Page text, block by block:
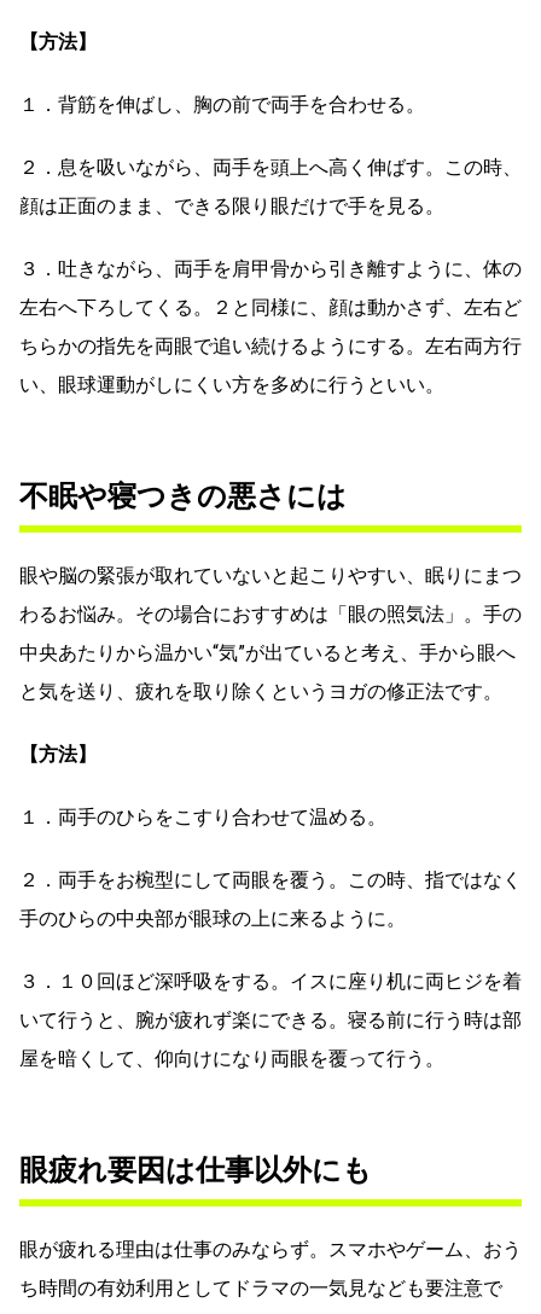
【方法】
１．背筋を伸ばし、胸の前で両手を合わせる。
２．息を吸いながら、両手を頭上へ高く伸ばす。この時、
顔は正面のまま、できる限り眼だけで手を見る。
３．吐きながら、両手を肩甲骨から引き離すように、体の
左右へ下ろしてくる。２と同様に、顔は動かさず、左右ど
ちらかの指先を両眼で追い続けるようにする。左右両方行
い、眼球運動がしにくい方を多めに行うといい。
不眠や寝つきの悪さには
眼や脳の緊張が取れていないと起こりやすい、眠りにまつ
わるお悩み。その場合におすすめは「眼の照気法」。手の
中央あたりから温かい“気”が出ていると考え、手から眼へ
と気を送り、疲れを取り除くというヨガの修正法です。
【方法】
１．両手のひらをこすり合わせて温める。
２．両手をお椀型にして両眼を覆う。この時、指ではなく
手のひらの中央部が眼球の上に来るように。
３．１０回ほど深呼吸をする。イスに座り机に両ヒジを着
いて行うと、腕が疲れず楽にできる。寝る前に行う時は部
屋を暗くして、仰向けになり両眼を覆って行う。
眼疲れ要因は仕事以外にも
眼が疲れる理由は仕事のみならず。スマホやゲーム、おう
ち時間の有効利用としてドラマの一気見なども要注意で